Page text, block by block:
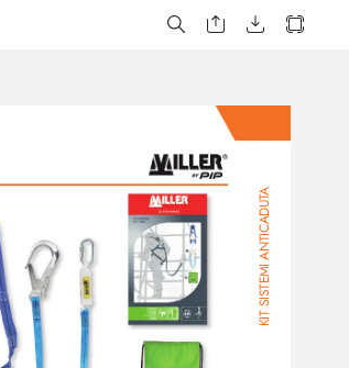
KIT SISTEMI ANTICADUT
A